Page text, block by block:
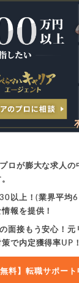
ロが膨大な求人
以上！(業界平均
報を提供！
面接もう安心！
で内定獲得率UP！
無料】転職サポー